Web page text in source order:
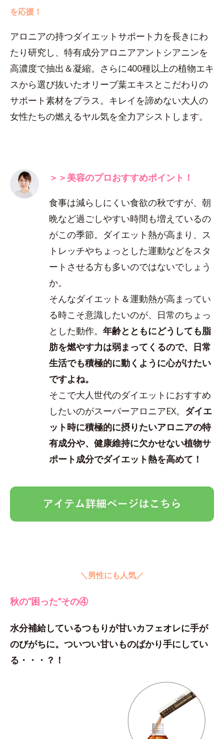
を応援！
アロニアの持つダイエットサポート力を長きにわ
たり研究し、特有成分アロニアアントシアニンを
高濃度で抽出＆凝縮。さらに400種以上の植物エキ
スから選び抜いたオリーブ葉エキスとこだわりの
サポート素材をプラス。キレイを諦めない大人の
女性たちの燃えるヤル気を全力アシストします。
＞＞美容のプロおすすめポイント！
食事は減らしにくい食欲の秋ですが、朝
晩など過ごしやすい時間も増えているの
がこの季節。ダイエット熱が高まり、ス
トレッチやちょっとした運動などをスタ
ートさせる方も多いのではないでしょう
か。
そんなダイエット＆運動熱が高まってい
る時こそ意識したいのが、日常のちょっ
とした動作。年齢とともにどうしても脂
肪を燃やす力は弱まってくるので、日常
生活でも積極的に動くように心がけたい
ですよね。
そこで大人世代のダイエットにおすすめ
したいのがスーパーアロニアEX。 ダイエ
ット時に積極的に摂りたいアロニアの特
有成分や、健康維持に欠かせない植物サ
ポート成分でダイエット熱を高めて！
＼男性にも人気／
秋の”困った“その④
水分補給しているつもりが甘いカフェオレに手が
のびがちに。ついつい甘いものばかり手にしてい
る・・・？！